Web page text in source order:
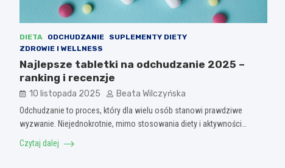
DIETA ODCHUDZANIE
SUPLEMENTY DIETY
ZDROWIE I WELLNESS
Najlepsze tabletki na odchudzanie 2025 –
ranking i recenzje
10 listopada 2025 Beata Wilczyńska
Odchudzanie to proces, który dla wielu osób stanowi prawdziwe
wyzwanie. Niejednokrotnie, mimo stosowania diety i aktywności…
Czytaj dalej